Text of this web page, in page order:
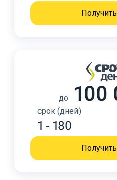
до 100
срок (дней)
1 - 180